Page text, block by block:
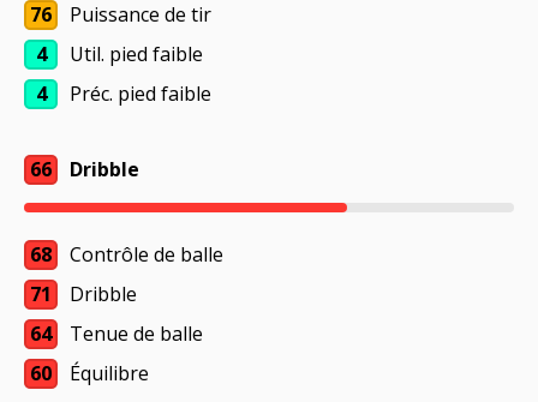
76
Puissance de tir
4
Util. pied faible
4
Préc. pied faible
66 Dribble
68
Contrôle de balle
71
Dribble
64
Tenue de balle
60
Équilibre